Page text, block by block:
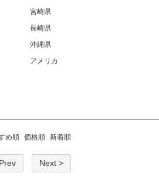
宮崎県
長崎県
沖縄県
アメリカ
め順 価格順 新着順
Next >